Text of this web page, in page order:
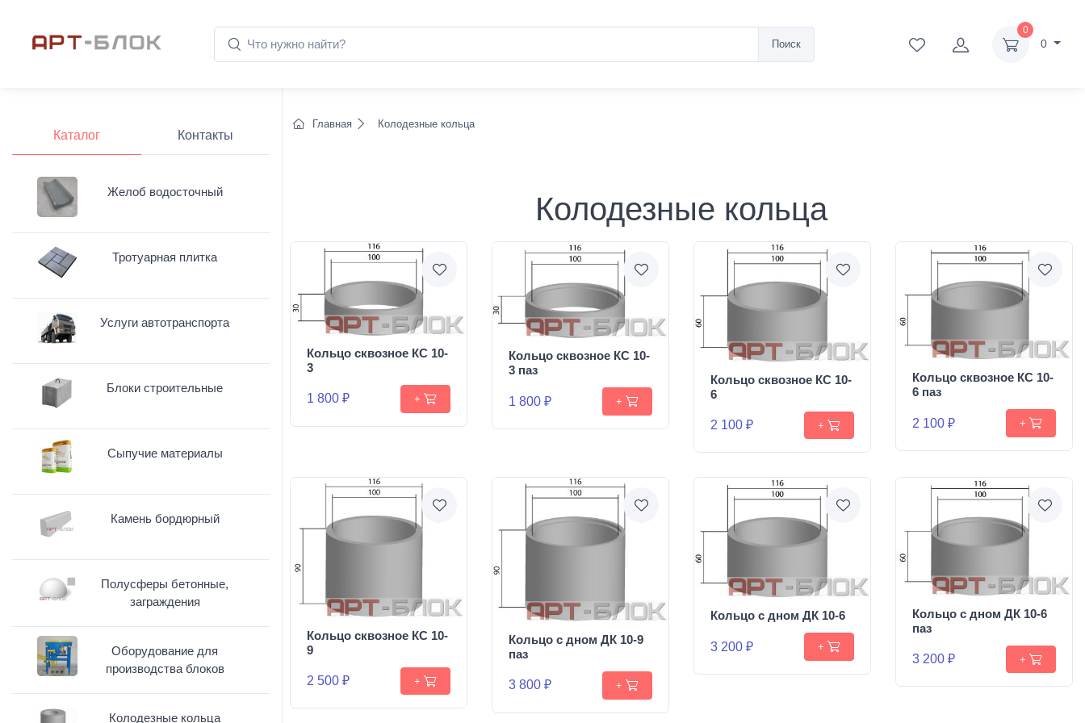
Поиск
0
0
Главная Колодезные кольца
Колодезные кольца
Кольцо сквозное КС 10-
3
1 800 ₽ +
Кольцо сквозное КС 10-
3 паз
1 800 ₽ +
Кольцо сквозное КС 10-
6
2 100 ₽ +
Кольцо сквозное КС 10-
6 паз
2 100 ₽ +
Кольцо сквозное КС 10-
9
2 500 ₽ +
Кольцо с дном ДК 10-9
паз
3 800 ₽ +
Кольцо с дном ДК 10-6
3 200 ₽ +
Кольцо с дном ДК 10-6
паз
3 200 ₽ +
Каталог Контакты
Желоб водосточный
Тротуарная плитка
Услуги автотранспорта
Блоки строительные
Сыпучие материалы
Камень бордюрный
Полусферы бетонные,
заграждения
Оборудование для
производства блоков
Колодезные кольца